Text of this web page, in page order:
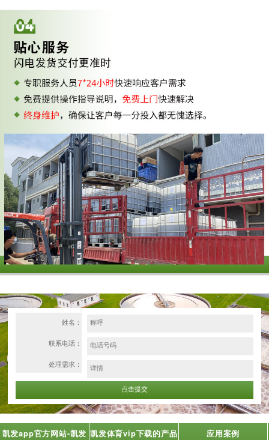
姓名：
联系电话：
处理需求：
凯发app官方网站-凯发 凯发体育vip下载的产品 应用案例